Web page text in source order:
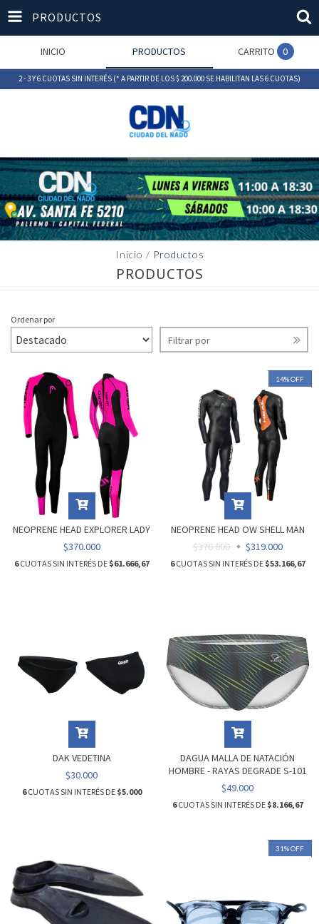
PRODUCTOS
INICIO PRODUCTOS CARRITO 0
2 - 3 Y 6 CUOTAS SIN INTERÉS (* A PARTIR DE LOS $ 200.000 SE HABILITAN LAS 6 CUOTAS)
Inicio / Productos
PRODUCTOS
Ordenar por
Filtrar por
NEOPRENE HEAD EXPLORER LADY
$370.000
6CUOTAS SIN INTERÉS DE $61.666,67
14%OFF
NEOPRENE HEAD OW SHELL MAN
$370.000
$319.000
6CUOTAS SIN INTERÉS DE $53.166,67
DAK VEDETINA
$30.000
6CUOTAS SIN INTERÉS DE $5.000
DAGUA MALLA DE NATACIÓN
HOMBRE - RAYAS DEGRADE S-101
$49.000
6CUOTAS SIN INTERÉS DE $8.166,67
31%OFF